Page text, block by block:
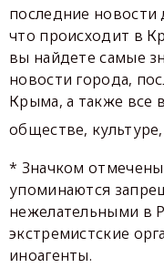
последние новости
что происходит в
вы найдете самые
новости города,
Крыма, а также все
обществе,
* Значком
упоминаются
нежелательными в
экстремистские
иноагенты.